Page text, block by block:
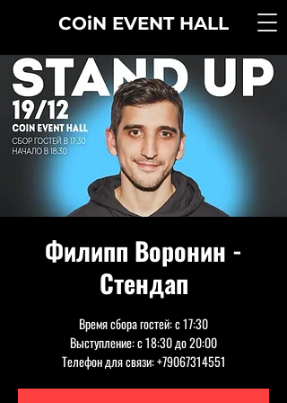
COiN EVENT HALL
Филипп Воронин -
Стендап
Время сбора гостей: с 17:30
Выступление: с 18:30 до 20:00
Телефон для связи: +79067314551